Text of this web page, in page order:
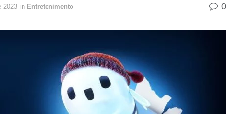
2023 in Entretenimento 0